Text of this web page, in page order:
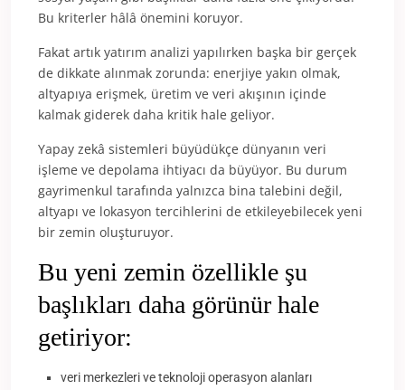
Bu kriterler hâlâ önemini koruyor.
Fakat artık yatırım analizi yapılırken başka bir gerçek
de dikkate alınmak zorunda: enerjiye yakın olmak,
altyapıya erişmek, üretim ve veri akışının içinde
kalmak giderek daha kritik hale geliyor.
Yapay zekâ sistemleri büyüdükçe dünyanın veri
işleme ve depolama ihtiyacı da büyüyor. Bu durum
gayrimenkul tarafında yalnızca bina talebini değil,
altyapı ve lokasyon tercihlerini de etkileyebilecek yeni
bir zemin oluşturuyor.
Bu yeni zemin özellikle şu
başlıkları daha görünür hale
getiriyor:
veri merkezleri ve teknoloji operasyon alanları